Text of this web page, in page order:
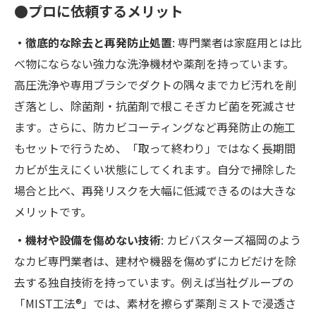
●プロに依頼するメリット
・徹底的な除去と再発防止処置: 専門業者は家庭用とは比
べ物にならない強力な洗浄機材や薬剤を持っています。
高圧洗浄や専用ブラシでダクトの隅々までカビ汚れを削
ぎ落とし、除菌剤・抗菌剤で根こそぎカビ菌を死滅させ
ます​。さらに、防カビコーティングなど再発防止の施工
もセットで行うため、「取って終わり」ではなく長期間
カビが生えにくい状態にしてくれます​。自分で掃除した
場合と比べ、再発リスクを大幅に低減できるのは大きな
メリットです。
・機材や設備を傷めない技術: カビバスターズ福岡のよう
なカビ専門業者は、建材や機器を傷めずにカビだけを除
去する独自技術を持っています。例えば当社グループの
「MIST工法®」では、素材を擦らず薬剤ミストで浸透さ